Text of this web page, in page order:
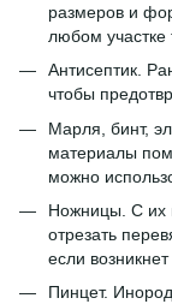
размеров и
любом участке
Антисептик.
чтобы
Марля, бинт,
материалы
можно
Ножницы. С их
отрезать
если
Пинцет.